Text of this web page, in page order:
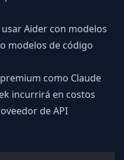
usar Aider con modelos
modelos de código
como Claude
incurrirá en costos
de API